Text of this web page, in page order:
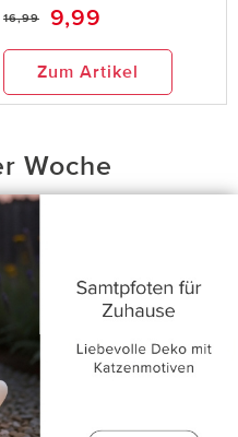
16,99 9,99
Zum Artikel
Woche